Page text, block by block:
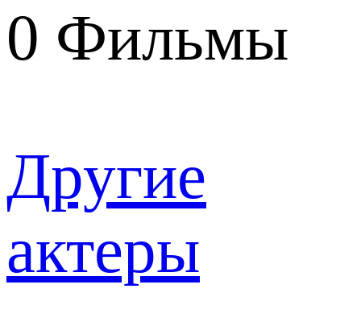
0 Фильмы
Другие
актеры